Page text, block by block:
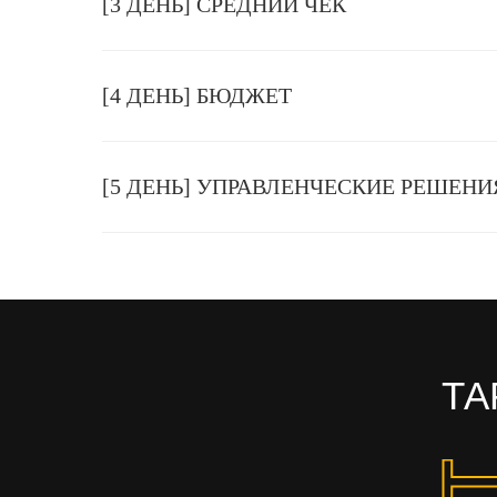
[4 ДЕНЬ] БЮДЖЕТ
[5 ДЕНЬ] УПРАВЛЕНЧЕСКИЕ